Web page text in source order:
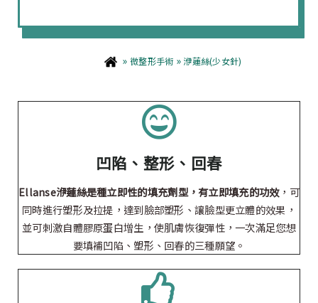
» 微整形手術 » 洢蓮絲(少女針)
凹陷、整形、回春
Ellanse洢蓮絲是種立即性的填充劑型，有立即填充的功效，可
同時進行塑形及拉提，達到臉部塑形、讓臉型更立體的效果，
並可刺激自體膠原蛋白增生，使肌膚恢復彈性，一次滿足您想
要填補凹陷、塑形、回春的三種願望。